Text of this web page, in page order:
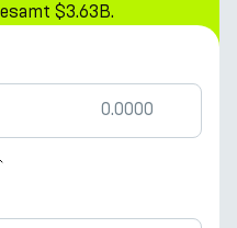
$3.63B.